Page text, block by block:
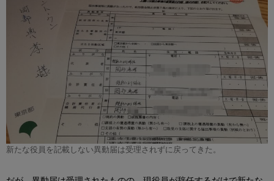
新たな役員を記載しない異動届は受理されずに戻ってきた。